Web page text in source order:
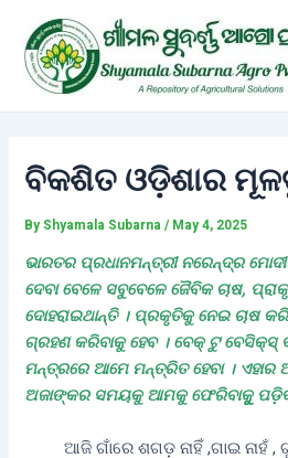
content
ବିକଶିତ ଓଡ଼ିଶାର
By Shyamala Subarna/ May 4, 2025
ଭାରତର ପ୍ରଧାନମନ୍ତ୍ରୀ ନରେନ୍ଦ୍ର
ଦେବା ବେଳେ ସବୁବେଳେ ଜୈବିକ ଚାଷ,
ଦୋହରାଇଥାନ୍ତି । ପ୍ରକୃତିକୁ ନେଇ ଚାଷ
ଗ୍ରହଣ କରିବାକୁ ହେବ । ବେକ୍‌ ଟୁ ବେସିକ୍ସ୍‌
ମନ୍ତ୍ରରେ ଆମେ ମନ୍ତ୍ରିତ ହେବା । ଏହାର
ଅଜାଙ୍କର ସମୟକୁ ଆମକୁ ଫେରିବାକୁୁ
ଆଜି ଗାଁରେ ଶଗଡ଼ ନାହିଁ ,ଗାଇ ନାହଁ ,
navigation